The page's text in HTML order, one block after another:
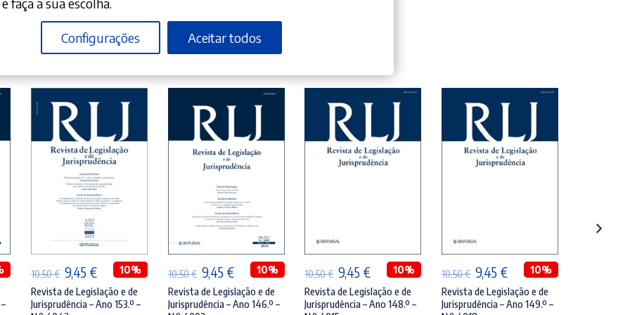
ADICIONAR
10,50€ O
preço
original
9,45 €O
preço
atual
10%
Revista de Legislação e de
Jurisprudência – Ano 153.º –
ADICIONAR
10,50€ O
preço
original
9,45 €O
preço
atual
10%
Revista de Legislação e de
Jurisprudência – Ano 146.º –
10,50€ O
preço
original
9,45 €O
preço
atual
10%
Revista de Legislação e de
Jurisprudência – Ano 148.º –
10,50€ O
preço
original
9,45 €O
preço
atual
10%
Revista de Legislação e de
Jurisprudência – Ano 149.º –
e faça a sua escolha.
Configurações Aceitar todos